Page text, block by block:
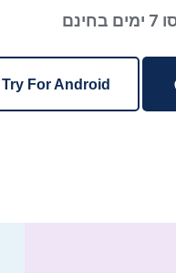
בחינם
Try For Android